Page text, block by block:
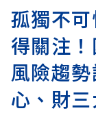
孤獨不
得關注
風險趨
心、財